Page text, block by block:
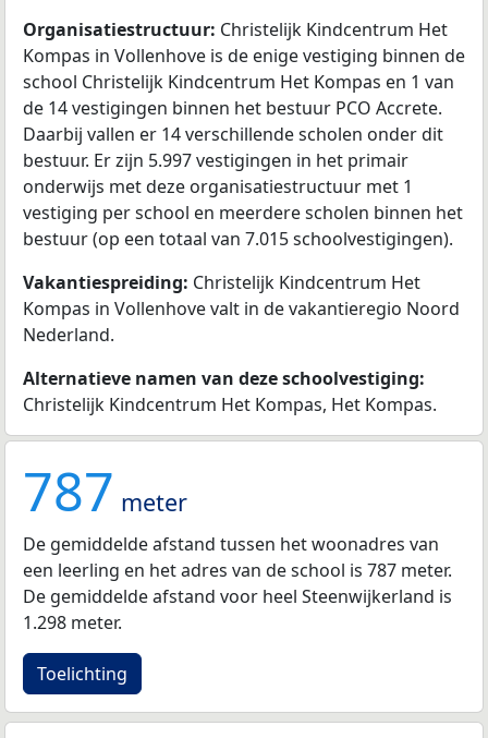
Organisatiestructuur: Christelijk Kindcentrum Het
Kompas in Vollenhove is de enige vestiging binnen de
school Christelijk Kindcentrum Het Kompas en 1 van
de 14 vestigingen binnen het bestuur PCO Accrete.
Daarbij vallen er 14 verschillende scholen onder dit
bestuur. Er zijn 5.997 vestigingen in het primair
onderwijs met deze organisatiestructuur met 1
vestiging per school en meerdere scholen binnen het
bestuur (op een totaal van 7.015 schoolvestigingen).
Vakantiespreiding: Christelijk Kindcentrum Het
Kompas in Vollenhove valt in de vakantieregio Noord
Nederland.
Alternatieve namen van deze schoolvestiging:
Christelijk Kindcentrum Het Kompas, Het Kompas.
787 meter
De gemiddelde afstand tussen het woonadres van
een leerling en het adres van de school is 787 meter.
De gemiddelde afstand voor heel Steenwijkerland is
1.298 meter.
Toelichting